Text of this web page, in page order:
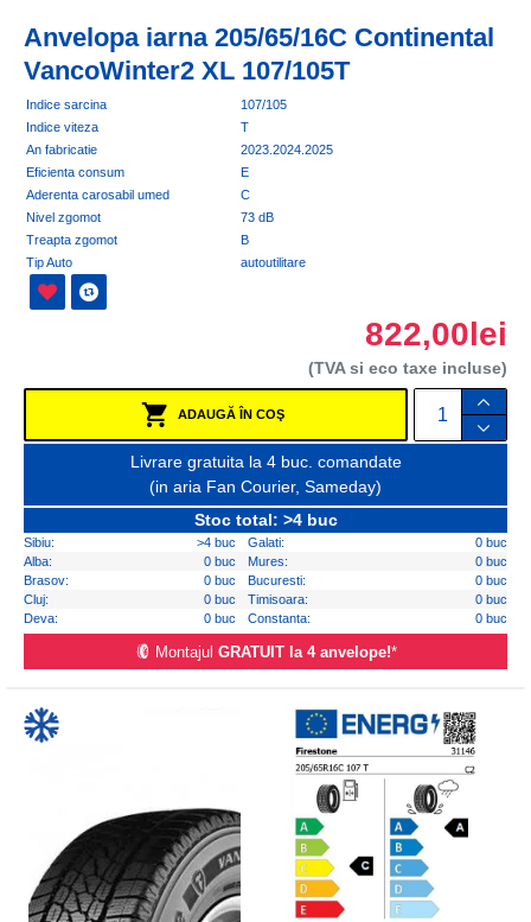
Anvelopa iarna 205/65/16C Continental
VancoWinter2 XL 107/105T
Indice sarcina
107/105
Indice viteza
T
An fabricatie
2023.2024.2025
Eficienta consum
E
Aderenta carosabil umed
C
Nivel zgomot
73 dB
Treapta zgomot
B
Tip Auto
autoutilitare
822,00lei
(TVA si eco taxe incluse)
ADAUGĂ ÎN COŞ
Livrare gratuita la 4 buc. comandate
(in aria Fan Courier, Sameday)
Stoc total: >4 buc
Sibiu: >4 buc Galati:
0 buc
Alba:
0 buc Mures:
0 buc
Brasov:
0 buc Bucuresti:
0 buc
Cluj:
0 buc Timisoara:
0 buc
Deva:
0 buc Constanta: 0 buc
Montajul GRATUIT la 4 anvelope!*